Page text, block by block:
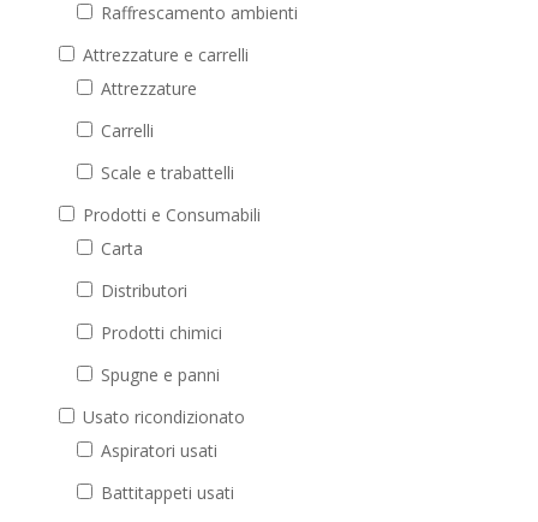
Raffrescamento ambienti
Attrezzature e carrelli
Attrezzature
Carrelli
Scale e trabattelli
Prodotti e Consumabili
Carta
Distributori
Prodotti chimici
Spugne e panni
Usato ricondizionato
Aspiratori usati
Battitappeti usati